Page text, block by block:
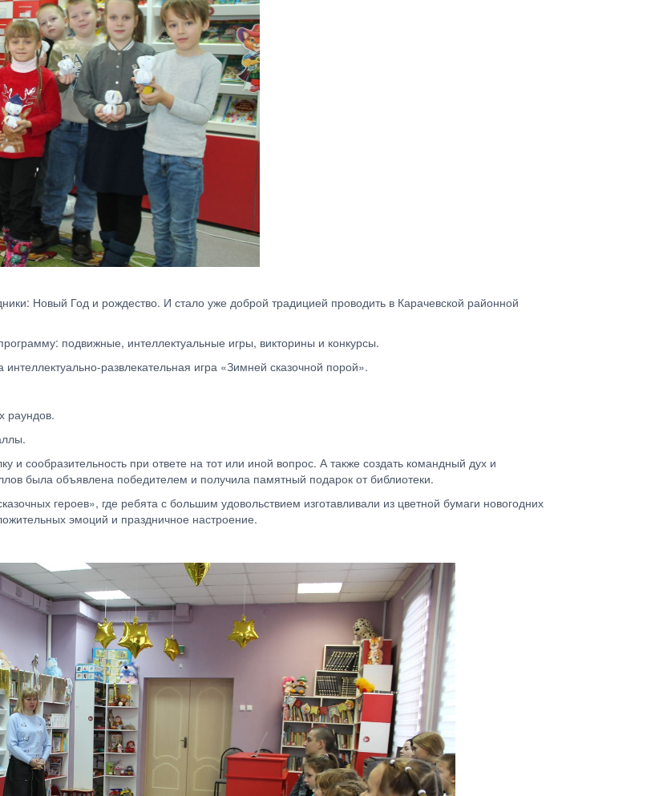
Новый Год и рождество. И стало уже доброй традицией проводить в Карачевской районной
подвижные, интеллектуальные игры, викторины и конкурсы.
развлекательная игра «Зимней сказочной порой».
раундов.
и сообразительность при ответе на тот или иной вопрос. А также создать командный дух и
была объявлена победителем и получила памятный подарок от библиотеки.
героев», где ребята с большим удовольствием изготавливали из цветной бумаги новогодних
эмоций и праздничное настроение.